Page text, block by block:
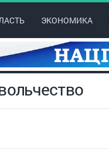
ЭКОНОМИКА